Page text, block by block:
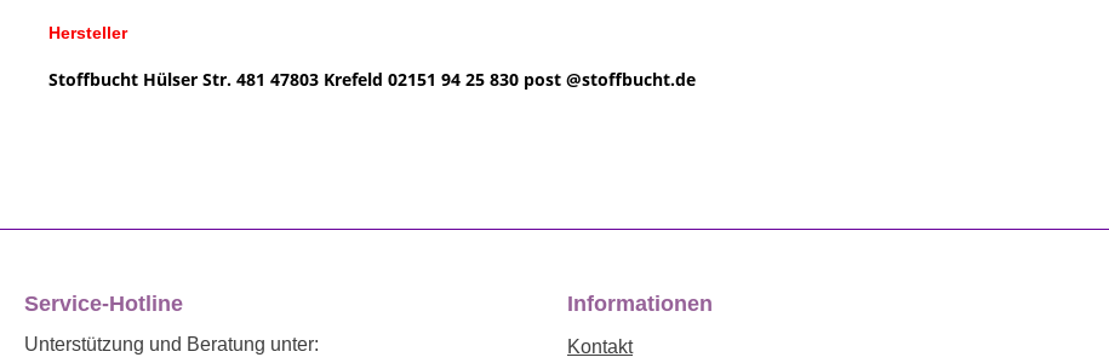
Hersteller
Stoffbucht Hülser Str. 481 47803 Krefeld 02151 94 25 830 post @stoffbucht.de
Service-Hotline
Unterstützung und Beratung unter:
Informationen
Kontakt